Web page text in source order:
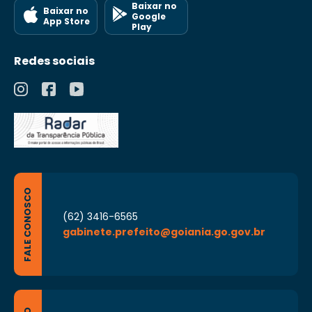
Baixar no
App Store
Baixar no
Google
Play
Redes sociais
FALE CONOSCO
(62) 3416-6565
gabinete.prefeito@goiania.go.gov.br